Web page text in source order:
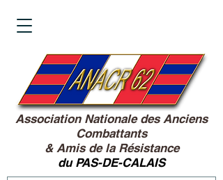
Association Nationale des Anciens
Combattants
& Amis de la Résistance
du PAS-DE-CALAIS